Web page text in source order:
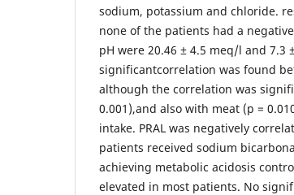
sodium, potassium and chloride.
none of the patients had a
pH were 20.46 ± 4.5 meq/l and 7.3
significantcorrelation was found
although the correlation was
0.001),and also with meat (p =
intake. PRAL was negatively
patients received sodium
achieving metabolic acidosis
elevated in most patients. No